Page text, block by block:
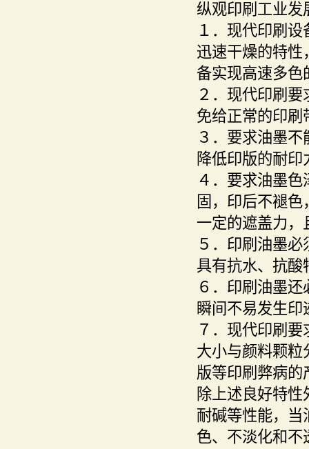
纵观印刷工业发
１．现代印刷
迅速干燥的特性
备实现高速多色
２．现代印刷
免给正常的印刷
３．要求油墨
降低印版的耐印
４．要求油墨
固，印后不褪
一定的遮盖力，
５．印刷油墨
具有抗水、抗酸
６．印刷油墨
瞬间不易发生
７．现代印刷
大小与颜料颗粒
版等印刷弊病的
除上述良好特
耐碱等性能，当
色、不淡化和不